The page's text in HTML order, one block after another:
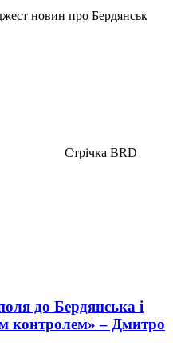
новин про Бердянськ
Стрічка BRD
до Бердянська і
контролем» – Дмитро